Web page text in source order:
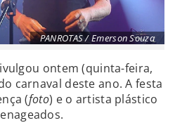
PANROTAS / Emerson Souza
ontem (quinta-feira,
carnaval deste ano. A festa
(foto) e o artista plástico